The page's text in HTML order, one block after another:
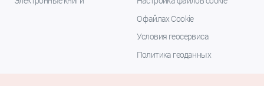
О файлах Cookie
Условия геосервиса
Политика геоданных